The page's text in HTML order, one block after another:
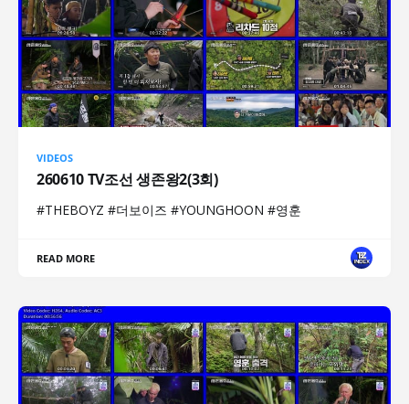
VIDEOS
260610 TV조선 생존왕2(3회)
#THEBOYZ #더보이즈 #YOUNGHOON #영훈
READ MORE